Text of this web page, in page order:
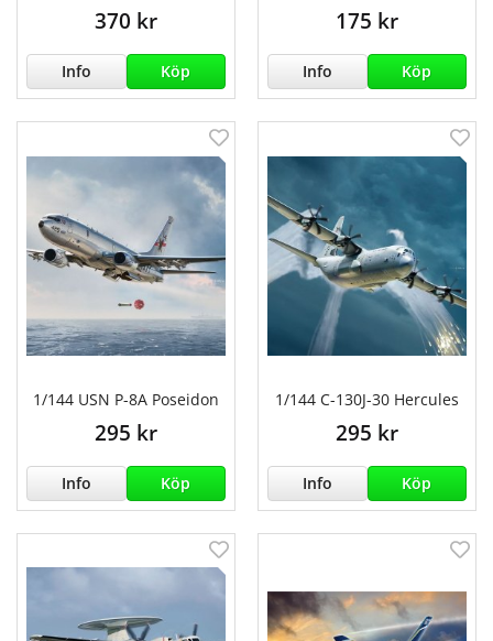
370 kr
Info Köp
175 kr
Info Köp
1/144 USN P-8A Poseidon
295 kr
Info Köp
1/144 C-130J-30 Hercules
295 kr
Info Köp